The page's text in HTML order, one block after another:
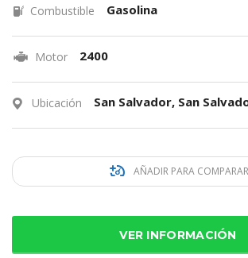
Combustible Gasolina
Motor 2400
Ubicación San Salvador, San
AÑADIR PARA COMPARAR
VER INFORMACIÓN